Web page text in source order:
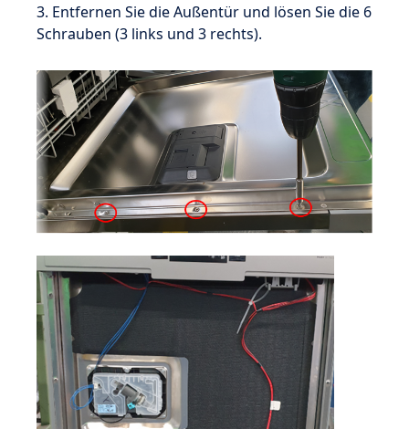
3. Entfernen Sie die Außentür und lösen Sie die 6
Schrauben (3 links und 3 rechts).